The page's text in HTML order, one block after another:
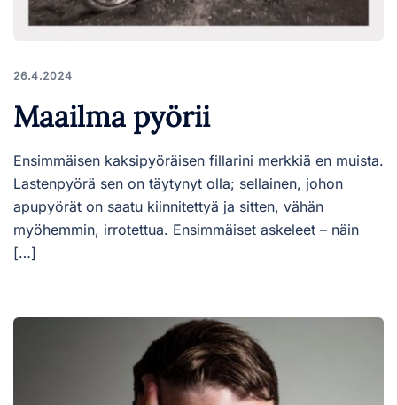
26.4.2024
Maailma pyörii
Ensimmäisen kaksipyöräisen fillarini merkkiä en muista.
Lastenpyörä sen on täytynyt olla; sellainen, johon
apupyörät on saatu kiinnitettyä ja sitten, vähän
myöhemmin, irrotettua. Ensimmäiset askeleet – näin
[…]